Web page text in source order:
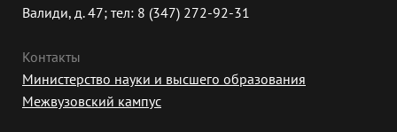
Валиди, д. 47; тел: 8 (347) 272-92-31
Контакты
Министерство науки и высшего образования
Межвузовский кампус